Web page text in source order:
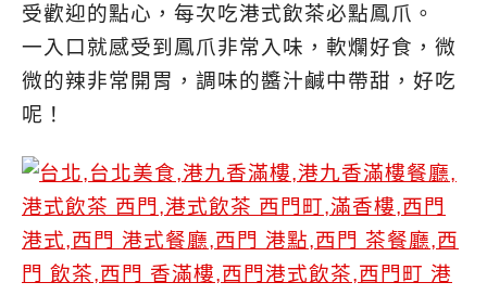
受歡迎的點心，每次吃港式飲茶必點鳳爪。
一入口就感受到鳳爪非常入味，軟爛好食，微
微的辣非常開胃，調味的醬汁鹹中帶甜，好吃
呢！